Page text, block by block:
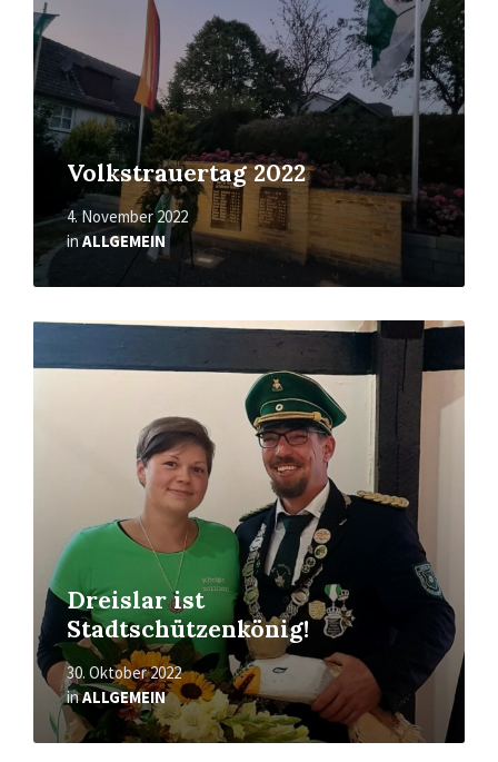
Volkstrauertag 2022
4. November 2022
inALLGEMEIN
Dreislar ist
Stadtschützenkönig!
30. Oktober 2022
inALLGEMEIN
Mehr